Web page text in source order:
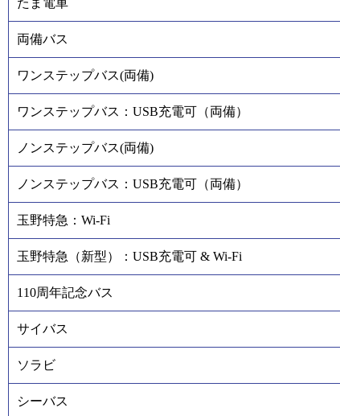
両備バス
ワンステップバス(両備)
ワンステップバス：USB充電可（両備）
ノンステップバス(両備)
ノンステップバス：USB充電可（両備）
玉野特急：Wi-Fi
玉野特急（新型）：USB充電可 & Wi-Fi
110周年記念バス
サイバス
ソラビ
シーバス